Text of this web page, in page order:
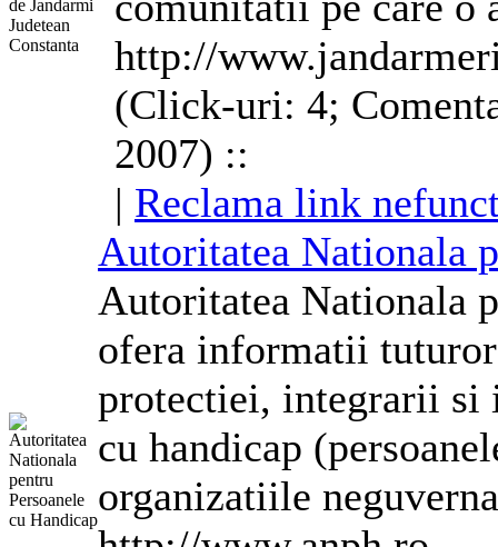
http://
(Click-uri: 4;
2007) ::
| Reclama link
Autoritatea Nationala
Autoritatea Nationala
ofera informatii
protectiei, integrarii si
cu handicap
organizatiile